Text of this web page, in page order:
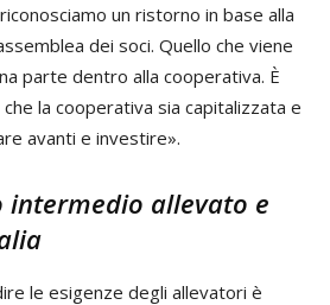
un ristorno in base alla
dei soci. Quello che viene
parte dentro alla cooperativa. È
la cooperativa sia capitalizzata e
avanti e investire».
intermedio allevato e
le esigenze degli allevatori è